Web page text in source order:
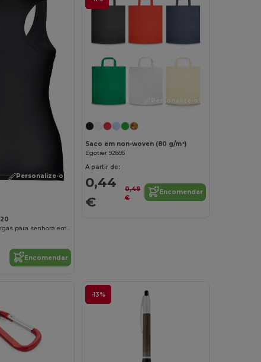
Personalize-o!
T-shirt sem mangas para senhora em algodão
Encomendar
Personalize-o!
Saco em non-woven (80 g/m²)
Egotier 92895
A partir de:
0,44
€
0,49
€
Encomendar
-13%